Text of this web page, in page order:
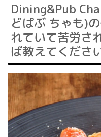
Dining&Pub
どぱぶ ちゃも)
れていて苦労さ
ば教えてください